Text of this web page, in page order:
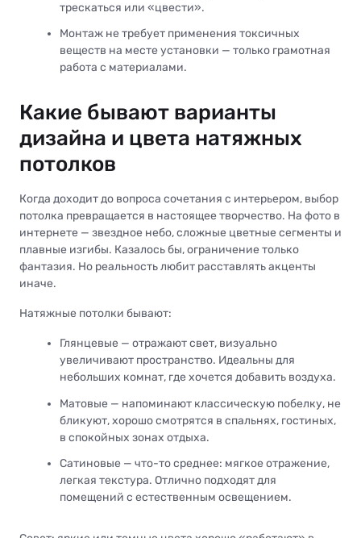
трескаться или «цвести».
Монтаж не требует применения токсичных
веществ на месте установки — только грамотная
работа с материалами.
Какие бывают варианты
дизайна и цвета натяжных
потолков
Когда доходит до вопроса сочетания с интерьером, выбор
потолка превращается в настоящее творчество. На фото в
интернете — звездное небо, сложные цветные сегменты и
плавные изгибы. Казалось бы, ограничение только
фантазия. Но реальность любит расставлять акценты
иначе.
Натяжные потолки бывают:
Глянцевые — отражают свет, визуально
увеличивают пространство. Идеальны для
небольших комнат, где хочется добавить воздуха.
Матовые — напоминают классическую побелку, не
бликуют, хорошо смотрятся в спальнях, гостиных,
в спокойных зонах отдыха.
Сатиновые — что-то среднее: мягкое отражение,
легкая текстура. Отлично подходят для
помещений с естественным освещением.